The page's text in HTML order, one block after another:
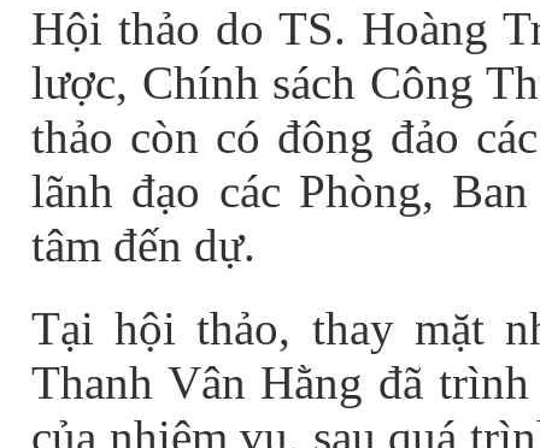
Hội thảo do TS. Hoàng
lược, Chính sách Công
thảo còn có đông đảo
lãnh đạo các Phòng,
tâm đến dự.
Tại hội thảo, thay mặt
Thanh Vân Hằng đã
của nhiệm vụ, sau quá